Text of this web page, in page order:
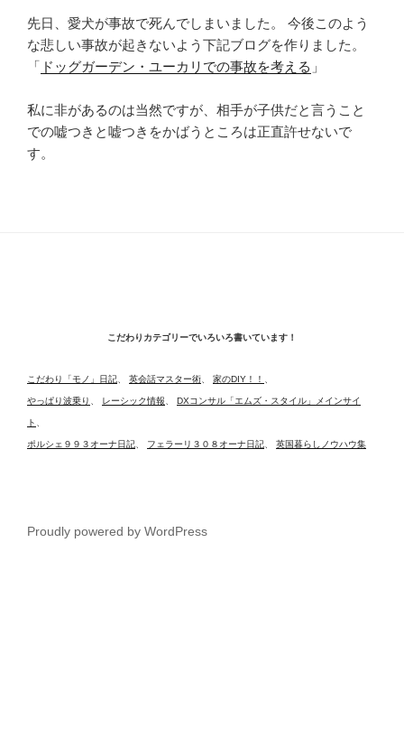
先日、愛犬が事故で死んでしまいました。 今後このよう
な悲しい事故が起きないよう下記ブログを作りました。
「 ドッグガーデン・ユーカリでの事故を考える 」
私に非があるのは当然ですが、相手が子供だと言うこと
での嘘つきと嘘つきをかばうところは正直許せないで
す。
こだわりカテゴリーでいろいろ書いています！
こだわり「モノ」日記、 英会話マスター術、 家のDIY！！ 、
やっぱり波乗り 、 レーシック情報、 DXコンサル「エムズ・スタイル」メインサイ
ト 、
ポルシェ９９３オーナ日記、 フェラーリ３０８オーナ日記、 英国暮らしノウハウ集
Proudly powered by WordPress